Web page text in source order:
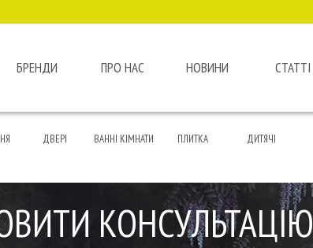
БРЕНДИ ПРО НАС НОВИНИ СТАТТІ
ДВЕРІ ВАННІ КІМНАТИ ПЛИТКА ДИТЯЧІ
КОНСУЛЬТАЦІЮ